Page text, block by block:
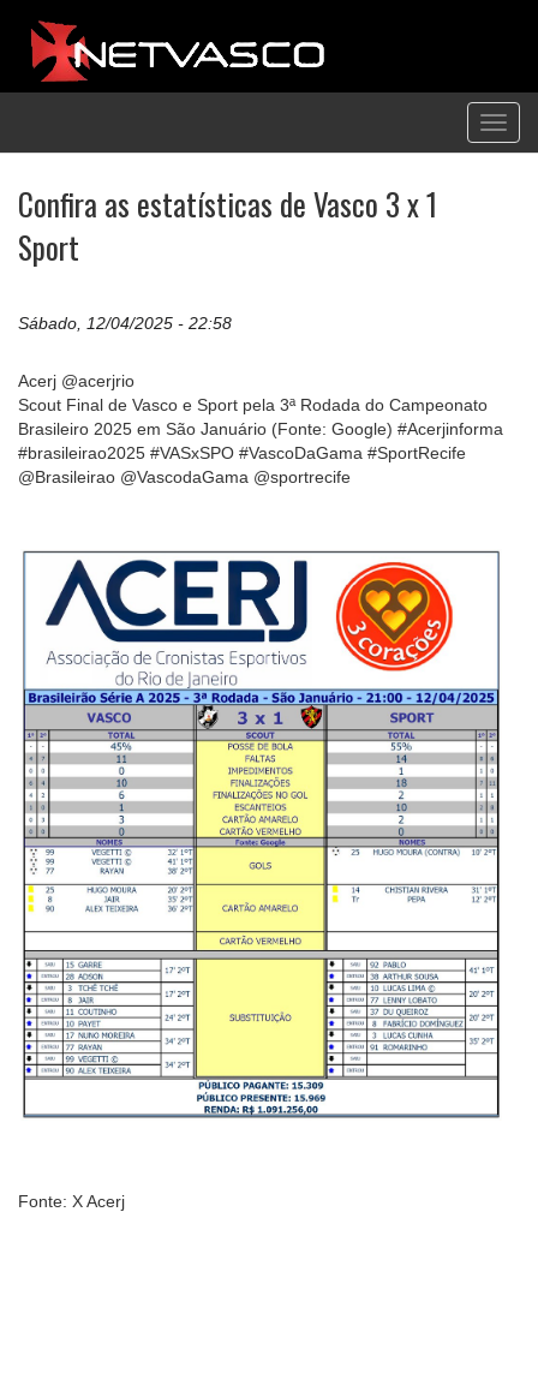
Confira as estatísticas de Vasco 3 x 1
Sport
Sábado, 12/04/2025 - 22:58
Acerj @acerjrio
Scout Final de Vasco e Sport pela 3ª Rodada do Campeonato
Brasileiro 2025 em São Januário (Fonte: Google) #Acerjinforma
#brasileirao2025 #VASxSPO #VascoDaGama #SportRecife
@Brasileirao @VascodaGama @sportrecife
Fonte: X Acerj